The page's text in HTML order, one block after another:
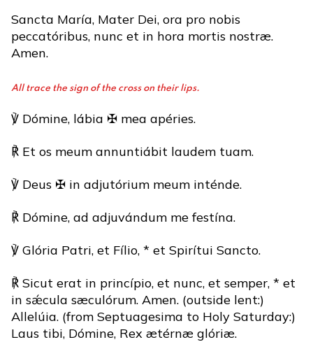
Sancta María, Mater Dei, ora pro nobis
peccatóribus, nunc et in hora mortis nostræ.
Amen.
All trace the sign of the cross on their lips.
℣ Dómine, lábia ✠ mea apéries.
℟ Et os meum annuntiábit laudem tuam.
℣ Deus ✠ in adjutórium meum inténde.
℟ Dómine, ad adjuvándum me festína.
℣ Glória Patri, et Fílio, * et Spirítui Sancto.
℟ Sicut erat in princípio, et nunc, et semper, * et
in sǽcula sæculórum. Amen. (outside lent:)
Allelúia. (from Septuagesima to Holy Saturday:)
Laus tibi, Dómine, Rex ætérnæ glóriæ.